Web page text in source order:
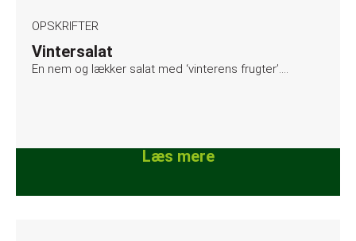
OPSKRIFTER
Vintersalat
En nem og lækker salat med ‘vinterens frugter’….
Læs mere